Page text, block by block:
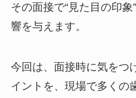
その面接で“見た目の印
響を与えます。
今回は、面接時に気をつ
イントを、現場で多くの